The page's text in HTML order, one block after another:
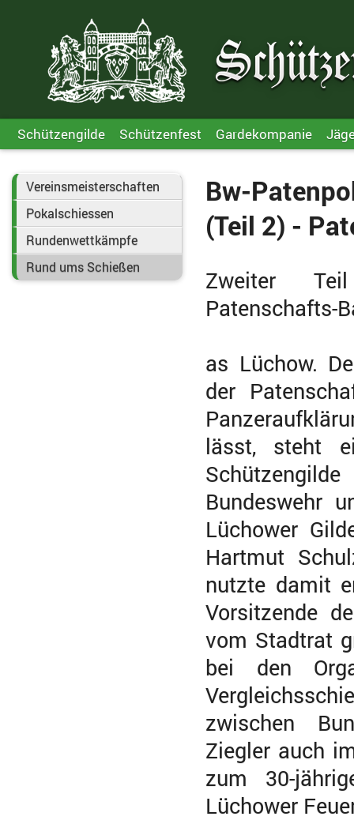
Schützengilde Schützenfest Gardekompanie
Bw-
(Teil 2) -
Zweiter
Patenschafts-
as Lüchow.
der
lässt, steht
Bundeswehr
Lüchower
Hartmut
nutzte damit
Vorsitzende
vom Stadtrat
bei den
zwischen
Ziegler auch
zum 30-
Lüchower
Vereinsmeisterschaften
Pokalschiessen
Rundenwettkämpfe
Rund ums Schießen